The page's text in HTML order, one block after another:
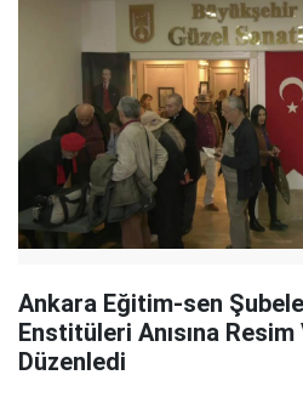
Ankara Eğitim-sen
Enstitüleri Anısına
Düzenledi